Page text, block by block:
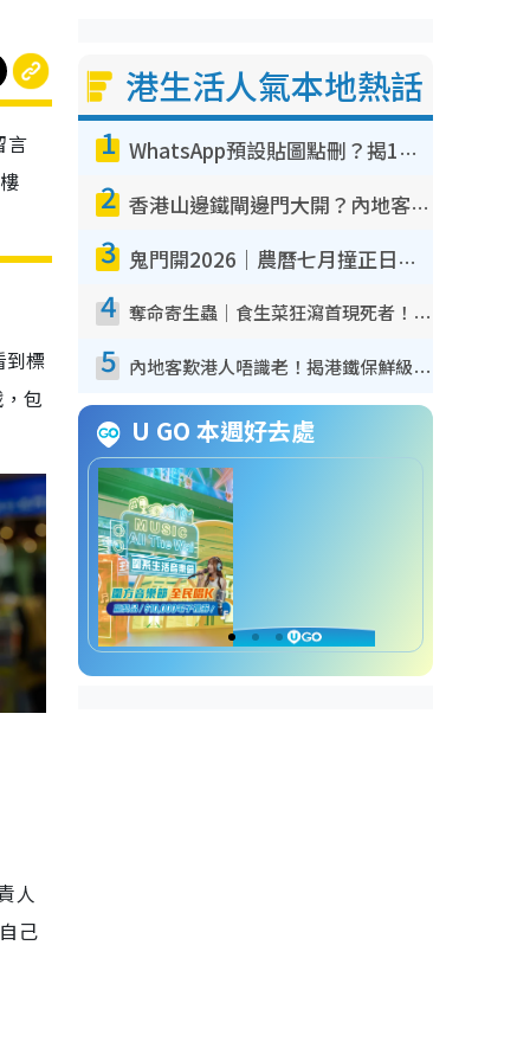
言
到標
包
人
己
港生活人氣本地熱話
1 WhatsApp預設貼圖點刪？揭1招「反向操作」還原簡潔介面 附3步實測教學
2 香港山邊鐵閘邊門大開？內地客困惑意義何在！網民神回覆：呢種叫法理性防禦
3 鬼門開2026｜農曆七月撞正日全食特別邪？專家警告切忌做一事！揭4大禁忌+2招保平安
4 奪命寄生蟲｜食生菜狂瀉首現死者！疫潮惡化錄1.8萬宗病例 揭洗菜3大謬誤
5 內地客歎港人唔識老！揭港鐵保鮮級冷氣 港人求放過：咪投訴
U GO 本週好去處